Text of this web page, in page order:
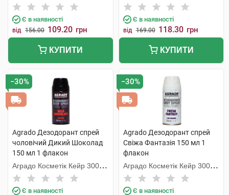
С.Л.У.
Є в наявності
від 156.00 109.20 грн
КУПИТИ
С.Л.У.
Є в наявності
від 169.00 118.30 грн
КУПИТИ
−30%
Agrado Дезодорант спрей
чоловічий Дикий Шоколад
150 мл 1 флакон
Аградо Косметік Кейр 3000
С.Л.У.
Є в наявності
−30%
Agrado Дезодорант спрей
Свіжа Фантазія 150 мл 1
флакон
Аградо Косметік Кейр 3000
С.Л.У.
Є в наявності